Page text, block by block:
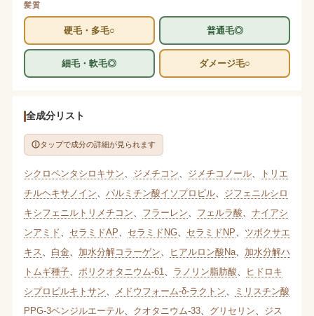
髪質
硬毛・多毛○ 普通毛◎
細毛・軟毛◎ ダメージ毛○
全成分リスト
タップで成分の詳細が見られます
シクロペンタシロキサン ジメチコン ジメチコノール、
トリエ
チルヘキサノイン
パルミチン酸イソプロピル、 ジフェニルシロ
キシフェニルトリメチコン
フラーレン フェルラ酸
ナイアシ
ンアミド
セラミドAP セラミドNG、 セラミドNP
ツボクサエ
キス
白金 加水分解コラーゲン ヒアルロン酸Na、 加水分解ハ
トムギ種子、 ポリクオタニウム-61 ラノリン脂肪酸
ヒドロキ
シプロピルキトサン
メドウフォーム-δ-ラクトン
ミリスチン酸
PPG-3ベンジルエーテル、 クオタニウム-33、 グリセリン ジス